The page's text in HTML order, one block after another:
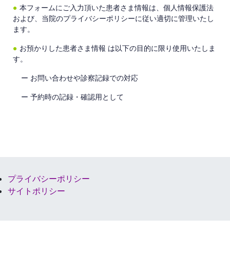
● 本フォームにご入力頂いた患者さま情報は、個人情報保護法
および、当院のプライバシーポリシーに従い適切に管理いたし
ます。
● お預かりした患者さま情報 は以下の目的に限り使用いたしま
す。
ー お問い合わせや診察記録での対応
ー 予約時の記録・確認用として
プライバシーポリシー
サイトポリシー